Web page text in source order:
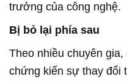
trưởng của công nghệ.
Bị bỏ lại phía sau
Theo nhiều chuyên
chứng kiến sự thay đổi